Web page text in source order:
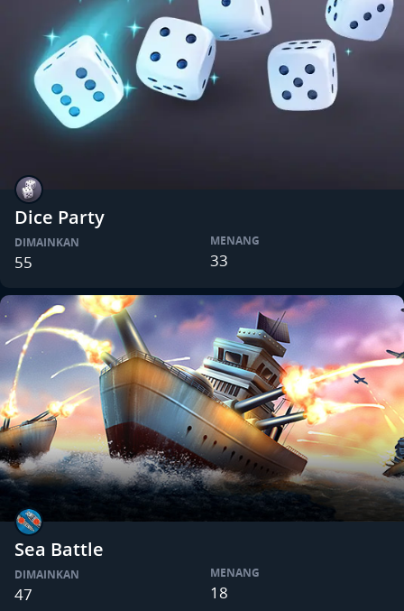
Dice Party
DIMAINKAN
55
MENANG
33
Sea Battle
DIMAINKAN
47
MENANG
18